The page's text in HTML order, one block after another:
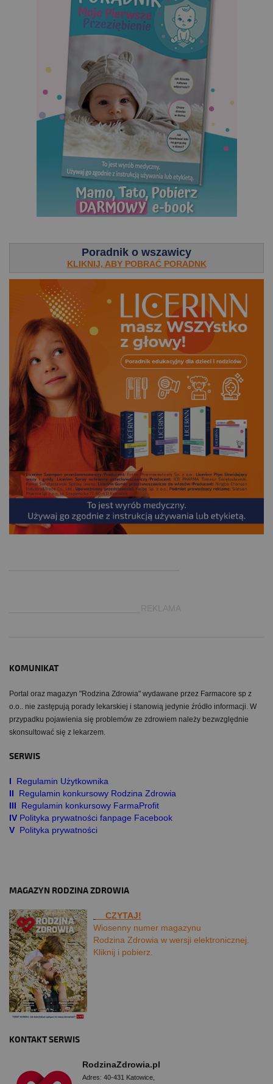
Poradnik o wszawicy
KLIKNIJ, ABY POBRAĆ PORADNK
___________________________REKLAMA
KOMUNIKAT
Portal oraz magazyn "Rodzina Zdrowia" wydawane przez Farmacore sp z
o.o.. nie zastępują porady lekarskiej i stanowią jedynie źródło informacji. W
przypadku pojawienia się problemów ze zdrowiem należy bezwzględnie
skonsultować się z lekarzem.
SERWIS
I Regulamin Użytkownika
II
Regulamin konkursowy Rodzina Zdrowia
III
Regulamin konkursowy FarmaProfit
IV Polityka prywatności fanpage Facebook
V Polityka prywatności
MAGAZYN RODZINA ZDROWIA
CZYTAJ!
Wiosenny numer magazynu
Rodzina Zdrowia w wersji elektronicznej.
Kliknij i pobierz.
KONTAKT SERWIS
RodzinaZdrowia.pl
Adres: 40-431 Katowice,